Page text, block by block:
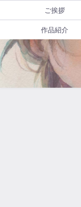
ご挨拶
作品紹介